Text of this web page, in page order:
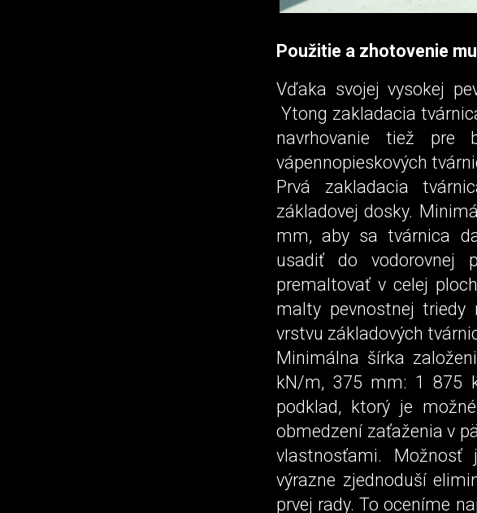
Použitie a zhotovenie
Vďaka svojej vysokej
Ytong zaklada­cia
navr­hovanie tiež pre
vápennopieskových
Prvá zakladacia
základovej dosky.
mm, aby sa tvárnica
usadiť do vodorovnej
premaltovať v celej
malty pevnostnej
vrstvu základových
Minimálna šírka
kN/m, 375 mm: 1 875
podklad, ktorý je
obmedzení zaťaženia v
vlastnosťami. Možnosť
výrazne zjednoduší
prvej rady. To oceníme